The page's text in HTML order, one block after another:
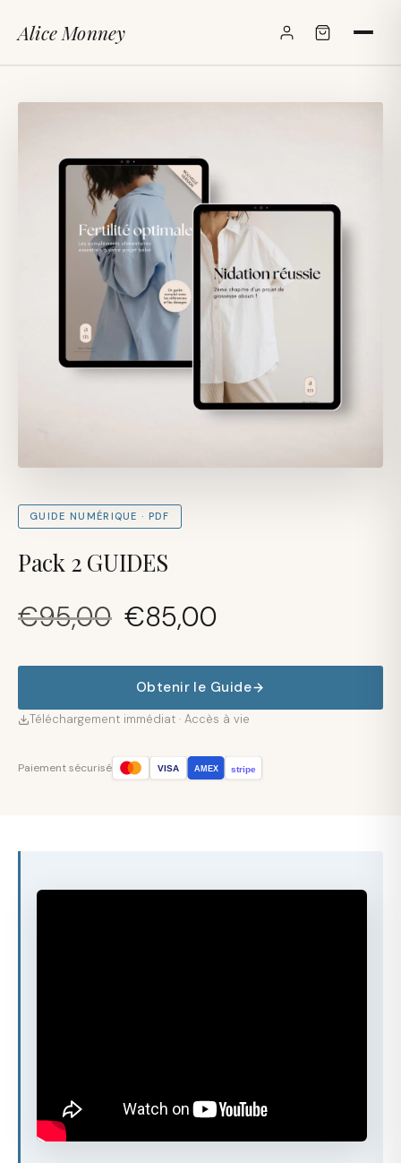
Alice Monney
✕
GUIDE NUMÉRIQUE · PDF
Pack 2 GUIDES
€95,00
Le
prix
€95,00.
€85,00
€85,00.
Obtenir le Guide
Téléchargement immédiat · Accès à vie
Paiement sécurisé VISA AMEX stripe